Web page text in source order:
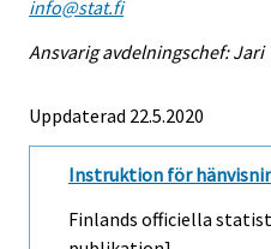
info@stat.fi
Ansvarig avdelningschef: Jari
Uppdaterad 22.5.2020
Instruktion för
Finlands officiella